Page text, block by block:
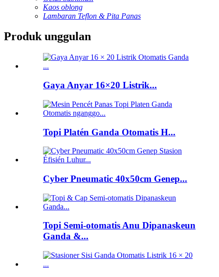
Kaos oblong
Lambaran Teflon & Pita Panas
Produk unggulan
Gaya Anyar 16×20 Listrik...
Topi Platén Ganda Otomatis H...
Cyber ​​Pneumatic 40x50cm Genep...
Topi Semi-otomatis Anu Dipanaskeun
Ganda &...